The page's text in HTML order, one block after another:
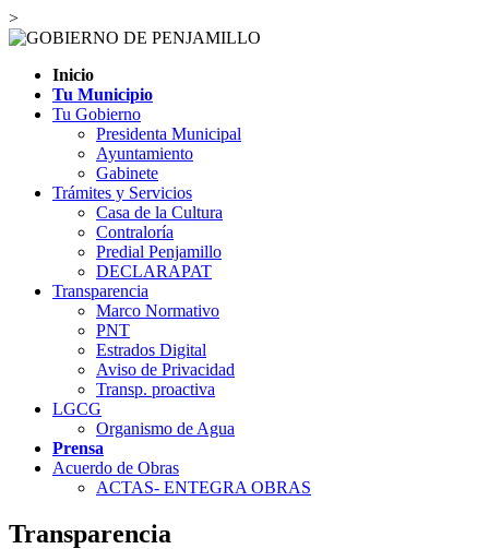
>
Inicio
Tu Municipio
Tu Gobierno
Presidenta Municipal
Ayuntamiento
Gabinete
Trámites y Servicios
Casa de la Cultura
Contraloría
Predial Penjamillo
DECLARAPAT
Transparencia
Marco Normativo
PNT
Estrados Digital
Aviso de Privacidad
Transp. proactiva
LGCG
Organismo de Agua
Prensa
Acuerdo de Obras
ACTAS- ENTEGRA OBRAS
Transparencia